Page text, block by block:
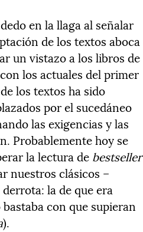
en la llaga al señalar
de los textos aboca
un vistazo a los libros de
los actuales del primer
los textos ha sido
por el sucedáneo
las exigencias y las
Probablemente hoy se
la lectura de bestseller
nuestros clásicos –
la de que era
con que supieran
).